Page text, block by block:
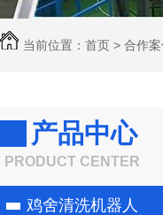
当前位置： 首页 > 合作案
产品中心
PRODUCT CENTER
鸡舍清洗机器人